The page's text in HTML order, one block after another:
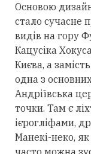
Основою
стало сучасне
видів на гору
Кацусіка
Києва, а
одна з
Андріївська
точки. Там є
ієрогліфами,
Манекі-неко, як